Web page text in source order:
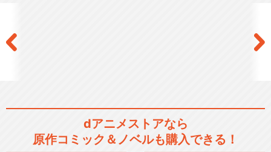
Fate/Apocrypha
dアニメストアなら
原作コミック＆ノベルも購入できる！